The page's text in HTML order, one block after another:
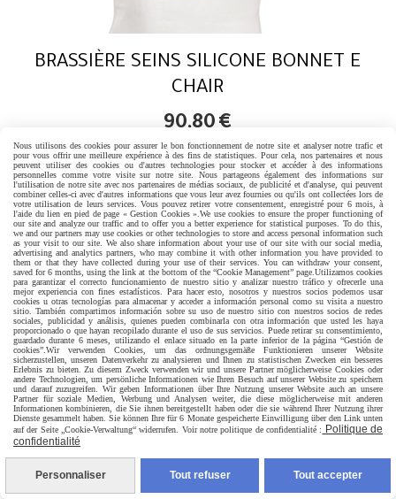
BRASSIÈRE SEINS SILICONE BONNET E
CHAIR
90,80 €
Nous utilisons des cookies pour assurer le bon fonctionnement de notre site et analyser notre trafic et
pour vous offrir une meilleure expérience à des fins de statistiques. Pour cela, nos partenaires et nous
peuvent utiliser des cookies ou d'autres technologies pour stocker et accéder à des informations
personnelles comme votre visite sur notre site. Nous partageons également des informations sur
l'utilisation de notre site avec nos partenaires de médias sociaux, de publicité et d'analyse, qui peuvent
combiner celles-ci avec d'autres informations que vous leur avez fournies ou qu'ils ont collectées lors de
votre utilisation de leurs services. Vous pouvez retirer votre consentement, enregistré pour 6 mois, à
l'aide du lien en pied de page « Gestion Cookies ». We use cookies to ensure the proper functioning of
our site and analyze our traffic and to offer you a better experience for statistical purposes. To do this,
we and our partners may use cookies or other technologies to store and access personal information such
as your visit to our site. We also share information about your use of our site with our social media,
advertising and analytics partners, who may combine it with other information you have provided to
them or that they have collected during your use of their services. You can withdraw your consent,
saved for 6 months, using the link at the bottom of the “Cookie Management” page. Utilizamos cookies
para garantizar el correcto funcionamiento de nuestro sitio y analizar nuestro tráfico y ofrecerle una
mejor experiencia con fines estadísticos. Para hacer esto, nosotros y nuestros socios podemos usar
cookies u otras tecnologías para almacenar y acceder a información personal como su visita a nuestro
sitio. También compartimos información sobre su uso de nuestro sitio con nuestros socios de redes
sociales, publicidad y análisis, quienes pueden combinarla con otra información que usted les haya
proporcionado o que hayan recopilado durante el uso de sus servicios. Puede retirar su consentimiento,
guardado durante 6 meses, utilizando el enlace situado en la parte inferior de la página “Gestión de
cookies”. Wir verwenden Cookies, um das ordnungsgemäße Funktionieren unserer Website
sicherzustellen, unseren Datenverkehr zu analysieren und Ihnen zu statistischen Zwecken ein besseres
Erlebnis zu bieten. Zu diesem Zweck verwenden wir und unsere Partner möglicherweise Cookies oder
andere Technologien, um persönliche Informationen wie Ihren Besuch auf unserer Website zu speichern
und darauf zuzugreifen. Wir geben Informationen über Ihre Nutzung unserer Website auch an unsere
Partner für soziale Medien, Werbung und Analysen weiter, die diese möglicherweise mit anderen
Informationen kombinieren, die Sie ihnen bereitgestellt haben oder die sie während Ihrer Nutzung ihrer
Dienste gesammelt haben. Sie können Ihre für 6 Monate gespeicherte Einwilligung über den Link unten
auf der Seite „Cookie-Verwaltung“ widerrufen. Voir notre politique de confidentialité :
Politique de
confidentialité
Personnaliser Tout refuser Tout accepter